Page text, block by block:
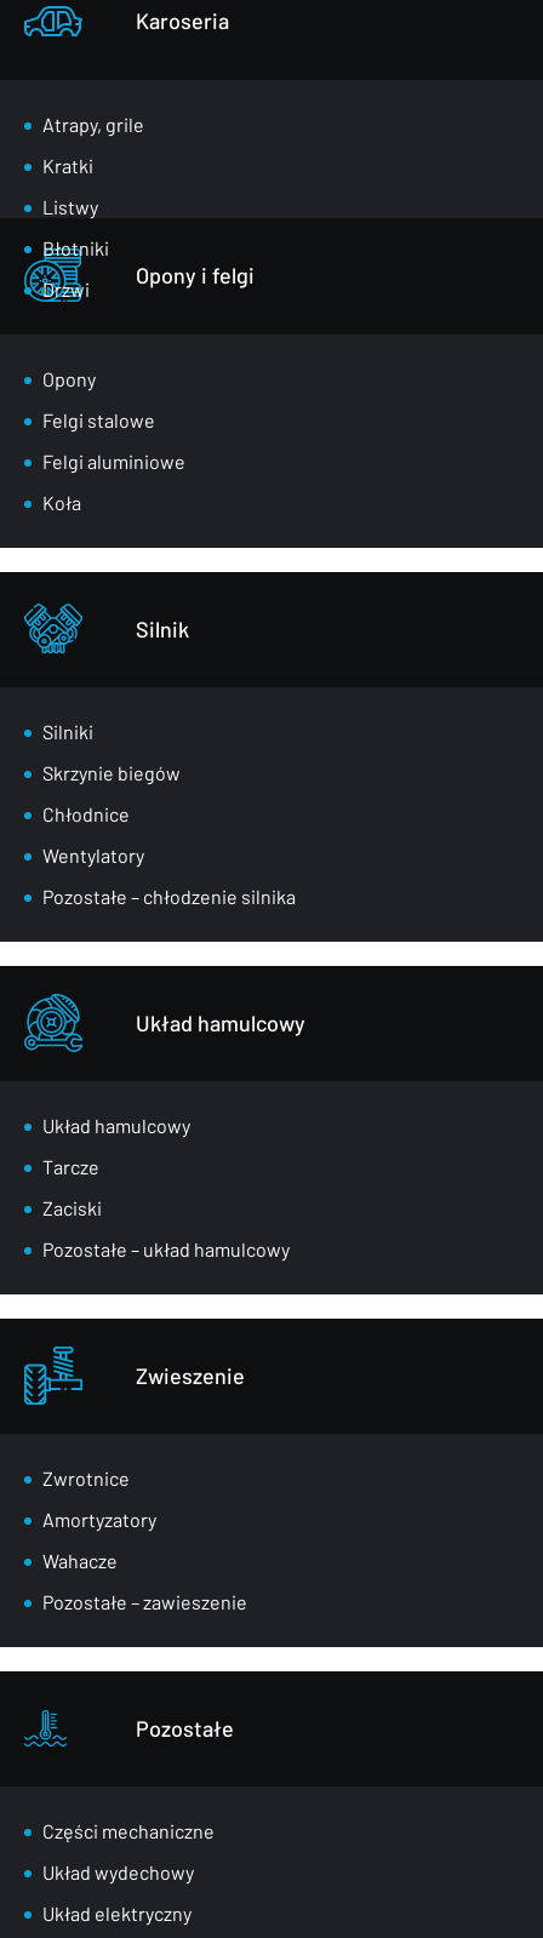
Karoseria
Atrapy, grile
Kratki
Listwy
Błotniki
Drzwi
Lusterka
Maski
Nadkola
Pasy przednie
Zderzaki
Pozostałe – części karoserii
Opony i felgi
Opony
Felgi stalowe
Felgi aluminiowe
Koła
Silnik
Silniki
Skrzynie biegów
Chłodnice
Wentylatory
Pozostałe – chłodzenie silnika
Układ hamulcowy
Układ hamulcowy
Tarcze
Zaciski
Pozostałe – układ hamulcowy
Zwieszenie
Zwrotnice
Amortyzatory
Wahacze
Pozostałe – zawieszenie
Pozostałe
Części mechaniczne
Układ wydechowy
Układ elektryczny